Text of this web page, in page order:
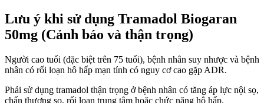
Lưu ý khi sử dụng Tramadol Biogaran
50mg (Cảnh báo và thận trọng)
Người cao tuổi (đặc biệt trên 75 tuổi), bệnh nhân suy nhược và bệnh
nhân có rối loạn hô hấp mạn tính có nguy cơ cao gặp ADR.
Phải sử dụng tramadol thận trọng ở bệnh nhân có tăng áp lực nội sọ,
chấn thương sọ, rối loạn trung tâm hoặc chức năng hô hấp.